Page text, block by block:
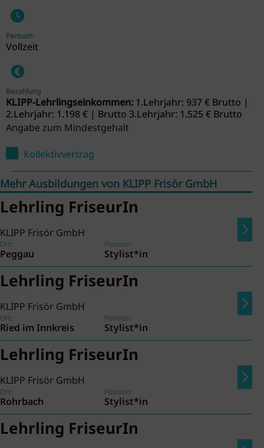
Pensum:
Vollzeit
Bezahlung
KLIPP-Lehrlingseinkommen: 1.Lehrjahr: 937 € Brutto |
2.Lehrjahr: 1.198 € | Brutto 3.Lehrjahr: 1.525 € Brutto
Angabe zum Mindestgehalt
Kollektivvertrag
Mehr Ausbildungen von KLIPP Frisör GmbH
Lehrling FriseurIn
KLIPP Frisör GmbH
Ort:
Peggau
Position:
Stylist*in
Lehrling FriseurIn
KLIPP Frisör GmbH
Ort:
Ried im Innkreis
Position:
Stylist*in
Lehrling FriseurIn
KLIPP Frisör GmbH
Ort:
Rohrbach
Position:
Stylist*in
Lehrling FriseurIn